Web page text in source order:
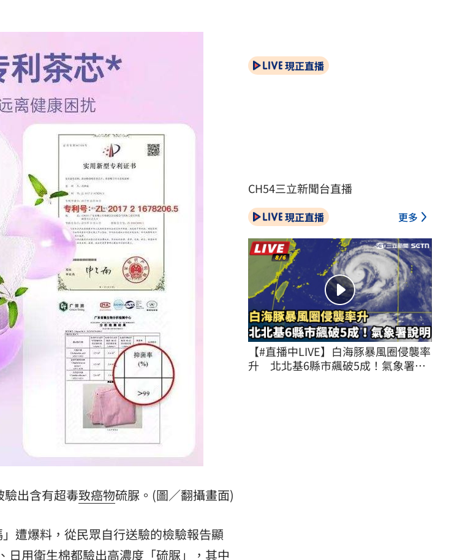
驗出含有超毒致癌物硫脲。(圖／翻攝畫面)
遭爆料，從民眾自行送驗的檢驗報告顯
日用衛生棉都驗出高濃度「硫脲」，其中
現正直播
CH54三立新聞台直播
現正直播 更多
【#直播中LIVE】白海豚暴風圈侵襲率
升　北北基6縣市飆破5成！氣象署說